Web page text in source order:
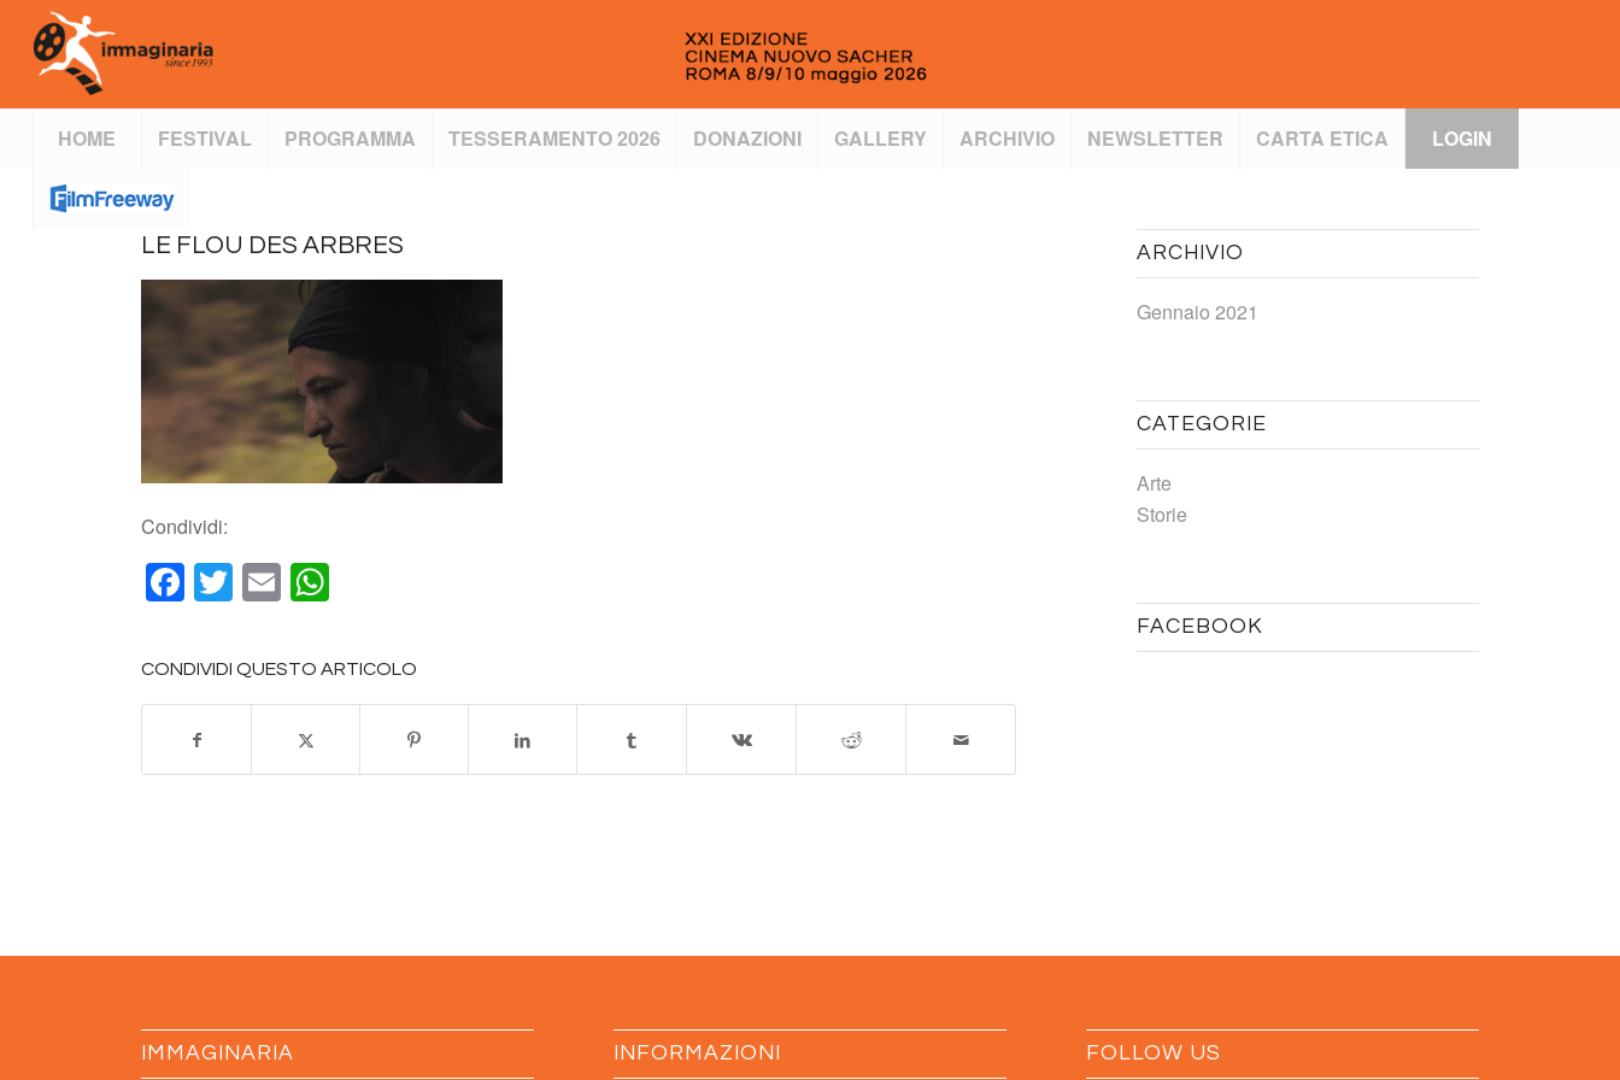
HOME FESTIVAL PROGRAMMA TESSERAMENTO 2026 DONAZIONI GALLERY ARCHIVIO NEWSLETTER CARTA ETICA LOGIN
LE FLOU DES ARBRES
Condividi:
Facebook
Twitter
Email
CONDIVIDI QUESTO ARTICOLO
ARCHIVIO
Gennaio 2021
CATEGORIE
Arte
Storie
FACEBOOK
IMMAGINARIA INFORMAZIONI FOLLOW US